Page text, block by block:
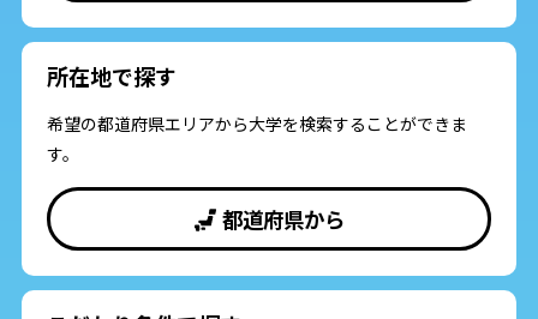
所在地で探す
希望の都道府県エリアから大学を検索することができま
す。
都道府県から